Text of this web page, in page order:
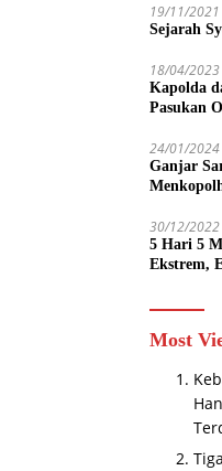
19/11/
Sejarah
18/04/
Kapolda
Pasukan
24/01/2024
Ganjar
30/12/2022
5 Hari 5
Ekstrem,
Most